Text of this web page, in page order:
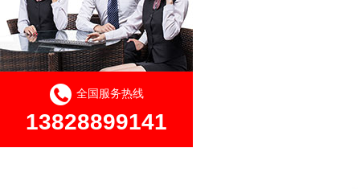
全国服务热线
13828899141